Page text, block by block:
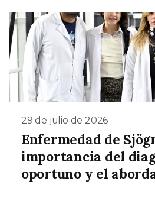
29 de julio de 2026
Enfermedad de
importancia del
oportuno y el